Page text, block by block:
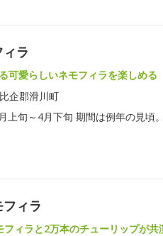
ラ
可愛らしいネモフィラを楽しめる
企郡滑川町
上旬～4月下旬 期間は例年の見頃
ィラ
フィラと2万本のチューリップが共